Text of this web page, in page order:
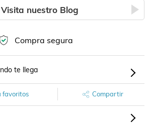
Visita nuestro Blog
Compra segura
te llega
favoritos Compartir